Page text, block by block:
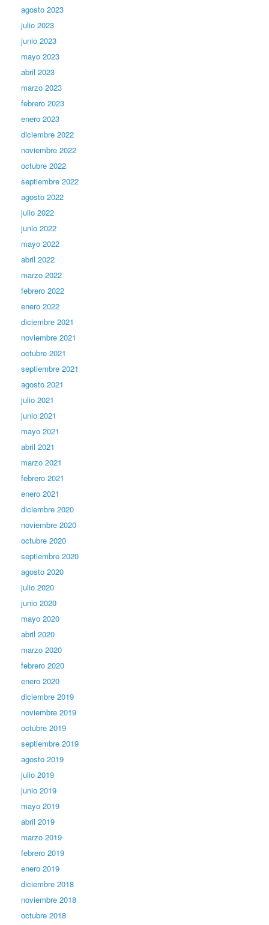
agosto 2023
julio 2023
junio 2023
mayo 2023
abril 2023
marzo 2023
febrero 2023
enero 2023
diciembre 2022
noviembre 2022
octubre 2022
septiembre 2022
agosto 2022
julio 2022
junio 2022
mayo 2022
abril 2022
marzo 2022
febrero 2022
enero 2022
diciembre 2021
noviembre 2021
octubre 2021
septiembre 2021
agosto 2021
julio 2021
junio 2021
mayo 2021
abril 2021
marzo 2021
febrero 2021
enero 2021
diciembre 2020
noviembre 2020
octubre 2020
septiembre 2020
agosto 2020
julio 2020
junio 2020
mayo 2020
abril 2020
marzo 2020
febrero 2020
enero 2020
diciembre 2019
noviembre 2019
octubre 2019
septiembre 2019
agosto 2019
julio 2019
junio 2019
mayo 2019
abril 2019
marzo 2019
febrero 2019
enero 2019
diciembre 2018
noviembre 2018
octubre 2018